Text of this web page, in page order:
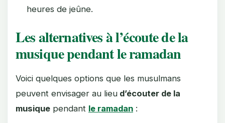
heures de jeûne.
Les alternatives à l’écoute de la
musique pendant le ramadan
Voici quelques options que les musulmans
peuvent envisager au lieu d’écouter de la
musique pendant le ramadan :